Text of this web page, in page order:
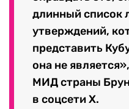
длинный список
утверждений,
представить
она не
МИД страны
в соцсети Х.